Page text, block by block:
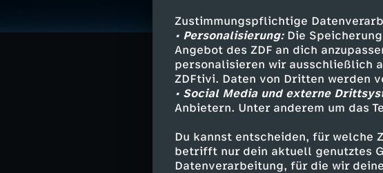
Zustimmungspflichtige
• Personalisierung:Die
Angebot des ZDF an dich
personalisieren wir ausschließlich
ZDFtivi. Daten von Dritten werden
• Social Media und externe
Anbietern. Unter anderem um das
Du kannst entscheiden, für welche
betrifft nur dein aktuell genutztes
Datenverarbeitung, für die wir
Ex-Prinz Andrew
Epstein-Affäre erschüttert
Trumps umstrittener
Milliardenhilfe für Gaza
Kombinierer verpassen